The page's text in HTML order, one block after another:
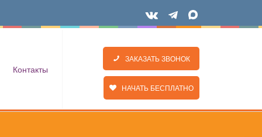
Контакты
ЗАКАЗАТЬ ЗВОНОК
НАЧАТЬ БЕСПЛАТНО